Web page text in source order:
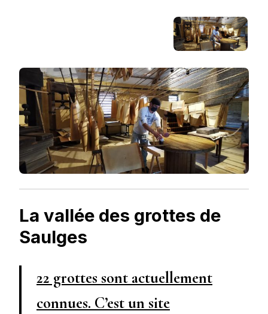
La vallée des grottes de
Saulges
22 grottes sont actuellement
connues. C’est un site